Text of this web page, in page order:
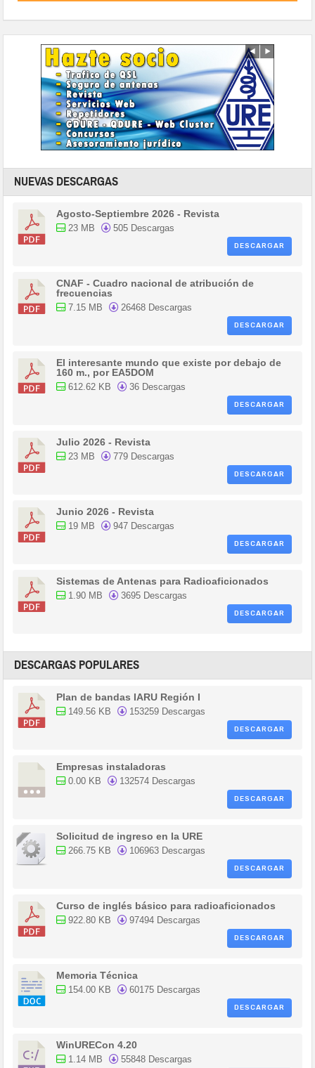
NUEVAS DESCARGAS
Agosto-Septiembre 2026 - Revista
23 MB
505 Descargas
DESCARGAR
CNAF - Cuadro nacional de atribución de
frecuencias
7.15 MB
26468 Descargas
DESCARGAR
El interesante mundo que existe por debajo de
160 m., por EA5DOM
612.62 KB
36 Descargas
DESCARGAR
Julio 2026 - Revista
23 MB
779 Descargas
DESCARGAR
Junio 2026 - Revista
19 MB
947 Descargas
DESCARGAR
Sistemas de Antenas para Radioaficionados
1.90 MB
3695 Descargas
DESCARGAR
DESCARGAS POPULARES
Plan de bandas IARU Región I
149.56 KB
153259 Descargas
DESCARGAR
Empresas instaladoras
0.00 KB
132574 Descargas
DESCARGAR
Solicitud de ingreso en la URE
266.75 KB
106963 Descargas
DESCARGAR
Curso de inglés básico para radioaficionados
922.80 KB
97494 Descargas
DESCARGAR
Memoria Técnica
154.00 KB
60175 Descargas
DESCARGAR
WinURECon 4.20
1.14 MB
55848 Descargas